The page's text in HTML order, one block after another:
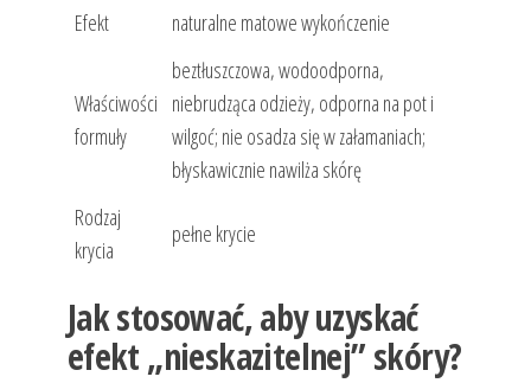
Efekt
naturalne matowe wykończenie
Właściwości
formuły
beztłuszczowa, wodoodporna,
niebrudząca odzieży, odporna na pot i
wilgoć; nie osadza się w załamaniach;
błyskawicznie nawilża skórę
Rodzaj
krycia
pełne krycie
Jak stosować, aby uzyskać
efekt „nieskazitelnej” skóry?